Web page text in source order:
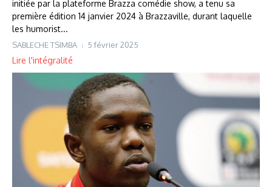
initiée par la plateforme Brazza comédie show, a tenu sa
première édition 14 janvier 2024 à Brazzaville, durant laquelle
les humorist...
SABLECHE TSIMBA 5 février 2025
Lire l'intégralité